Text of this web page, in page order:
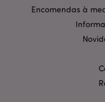
Encomendas à
Nome